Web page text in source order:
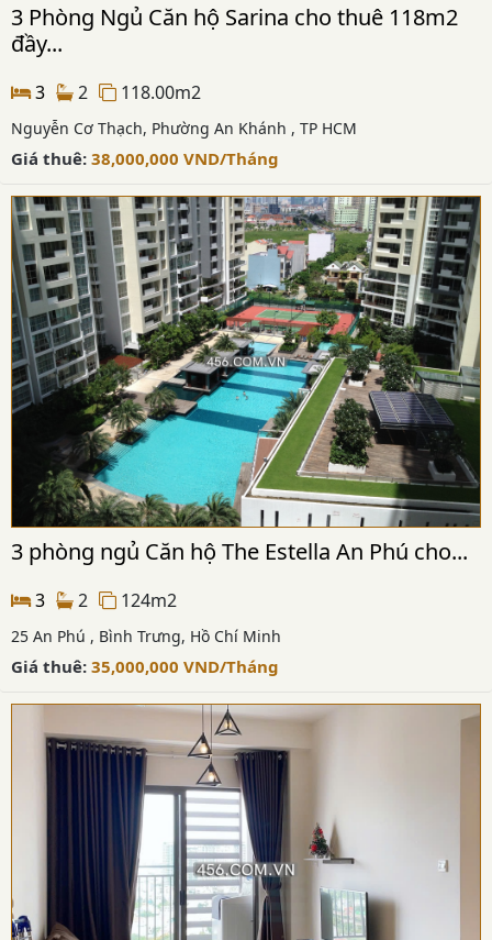
3 Phòng Ngủ Căn hộ Sarina cho thuê 118m2
đầy...
3 2 118.00m2
Nguyễn Cơ Thạch, Phường An Khánh , TP HCM
Giá thuê: 38,000,000 VND/Tháng
3 phòng ngủ Căn hộ The Estella An Phú cho...
3 2 124m2
25 An Phú , Bình Trưng, Hồ Chí Minh
Giá thuê: 35,000,000 VND/Tháng